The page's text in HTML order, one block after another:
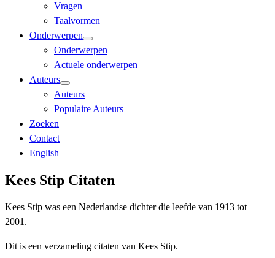
Vragen
Taalvormen
Onderwerpen
Onderwerpen
Actuele onderwerpen
Auteurs
Auteurs
Populaire Auteurs
Zoeken
Contact
English
Kees Stip Citaten
Kees Stip was een Nederlandse dichter die leefde van 1913 tot
2001.
Dit is een verzameling citaten van Kees Stip.